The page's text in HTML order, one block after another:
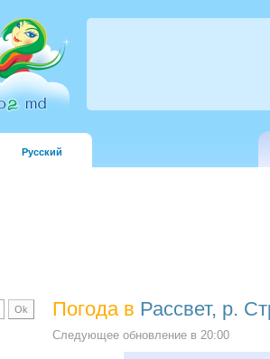
Русский
Погода в Рассвет, р.
Следующее обновление в 20:00